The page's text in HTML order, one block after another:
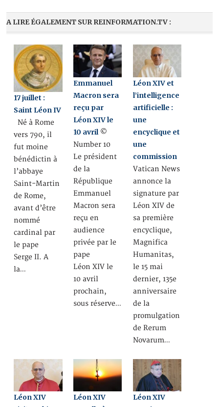
A LIRE ÉGALEMENT SUR REINFORMATION.TV :
17 juillet :
Saint Léon IV
Né à Rome
vers 790, il
fut moine
bénédictin à
l’abbaye
Saint-Martin
de Rome,
avant d’être
nommé
cardinal par
le pape
Serge II. A
la…
Emmanuel
Macron sera
reçu par
Léon XIV le
10 avril©
Number 10
Le président
de la
République
Emmanuel
Macron sera
reçu en
audience
privée par le
pape
Léon XIV le
10 avril
prochain,
sous réserve…
Léon XIV et
l’intelligence
artificielle :
une
encyclique et
une
commission
Vatican News
annonce la
signature par
Léon XIV de
sa première
encyclique,
Magnifica
Humanitas,
le 15 mai
dernier, 135e
anniversaire
de la
promulgation
de Rerum
Novarum…
Léon XIV
Léon XIV
Léon XIV